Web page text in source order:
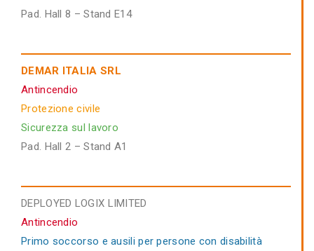
Pad. Hall 8 – Stand E14
DEMAR ITALIA SRL
Antincendio
Protezione civile
Sicurezza sul lavoro
Pad. Hall 2 – Stand A1
DEPLOYED LOGIX LIMITED
Antincendio
Primo soccorso e ausili per persone con disabilità